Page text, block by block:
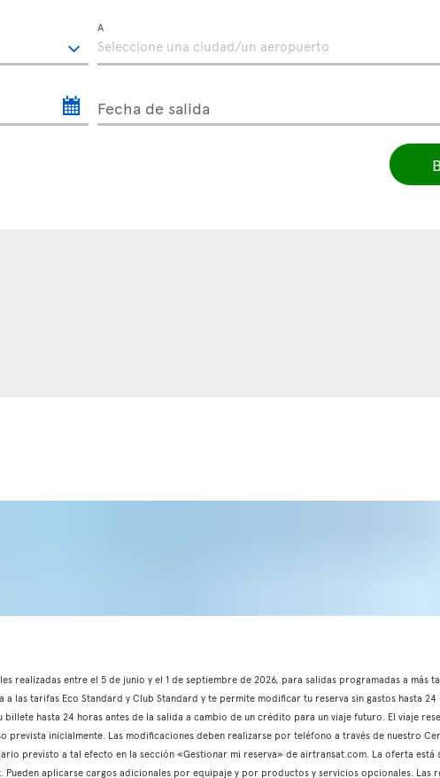
A
Fecha de salida
realizadas entre el 5 de junio y el 1 de septiembre de 2026, para salidas programadas a más
las tarifas Eco Standard y Club Standard y te permite modificar tu reserva sin gastos hasta 24
hasta 24 horas antes de la salida a cambio de un crédito para un viaje futuro. El viaje
prevista inicialmente. Las modificaciones deben realizarse por teléfono a través de nuestro
previsto a tal efecto en la sección «Gestionar mi reserva» de airtransat.com. La oferta está
aplicarse cargos adicionales por equipaje y por productos y servicios opcionales. Las